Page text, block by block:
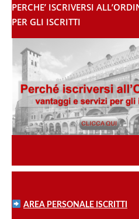
PERCHE’ ISCRIVERSI
PER GLI ISCRITTI
AREA PERSONALE ISCRITTI